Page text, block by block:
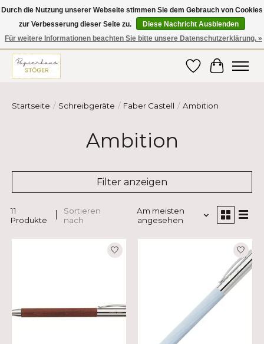
Hier finden Sie hochwertige Produkte im Bereich Schule, Büro, Papier,
Schreiben und vieles mehr! Erhalten Sie Ihre Bestellung bequem nach
Hause oder ins Büro geliefert!
Wunschzettel
Ihr
Startseite / Schreibgeräte / Faber Castell / Ambition
Ambition
Filter anzeigen
11
Produkte
Sortieren
nach
Am meisten
angesehen
Durch die Nutzung unserer Webseite stimmen Sie dem Gebrauch von Cookies
zur Verbesserung dieser Seite zu.
Diese Nachricht Ausblenden
Für weitere Informationen beachten Sie bitte unsere Datenschutzerklärung. »